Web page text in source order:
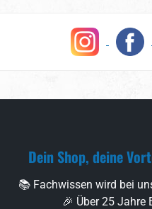
Dein Shop, deine
📚 Fachwissen wird bei
🎉 Über 25 Jahre